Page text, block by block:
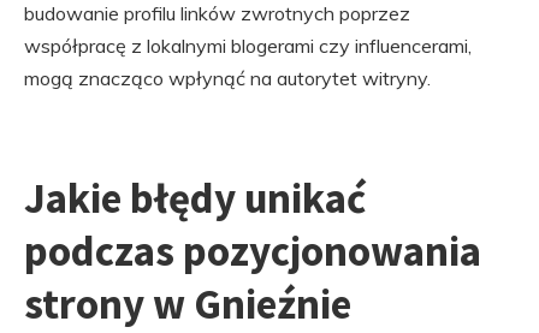
budowanie profilu linków zwrotnych poprzez
współpracę z lokalnymi blogerami czy influencerami,
mogą znacząco wpłynąć na autorytet witryny.
Jakie błędy unikać
podczas pozycjonowania
strony w Gnieźnie